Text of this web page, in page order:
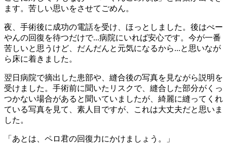
ます。苦しい思いをさせてごめん。
夜、手術後に成功の電話を受け、ほっとしました。後はぺー
やんの回復を待つだけで...病院にいれば安心です。今が一番
苦しいと思うけど、だんだんと元気になるから...と思いなが
ら床に着きました。
翌日病院で摘出した患部や、縫合後の写真を見ながら説明を
受けました。手術前に聞いたリスクで、縫合した部分がくっ
つかない場合があると聞いていましたが、綺麗に縫ってくれ
ている写真を見て、素人目ですが、これは大丈夫だと思いま
した。
「あとは、ペロ君の回復力にかけましょう。」